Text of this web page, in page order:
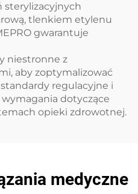
sterylizacyjnych
tlenkiem etylenu
gwarantuje
niestronne z
aby zoptymalizować
standardy regulacyjne i
dotyczące
opieki zdrowotnej.
medyczne